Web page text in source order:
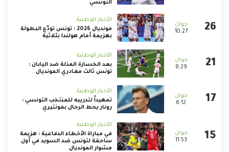
التونسي
10:27
الأخبار الوطنية
مونديال 2026 : تونس تودّع البطولة
بهزيمة أمام هولندا بثلاثية
8:29
الأخبار الوطنية
بعد الخسارة المذلة ضد اليابان :
تونس ثالث مغادري المونديال
6:12
الأخبار الوطنية
تمهيداً لتدريبه للمنتخب التونسي :
رونار يحط الرحال بمونتيري
11:53
الأخبار الوطنية
في مباراة الأخطاء الدفاعية : هزيمة
ساحقة لتونس ضد السويد في أول
مشوار المونديال